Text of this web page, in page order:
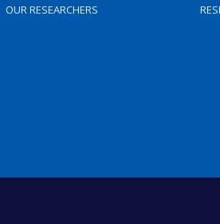
OUR RESEARCHERS